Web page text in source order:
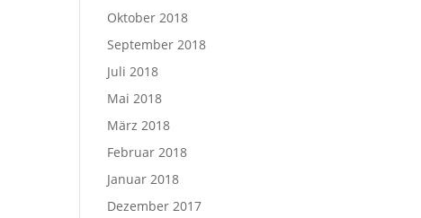
Oktober 2018
September 2018
Juli 2018
Mai 2018
März 2018
Februar 2018
Januar 2018
Dezember 2017